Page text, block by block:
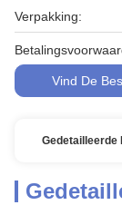
Verpakking:
Vind De
Gedetailleerde